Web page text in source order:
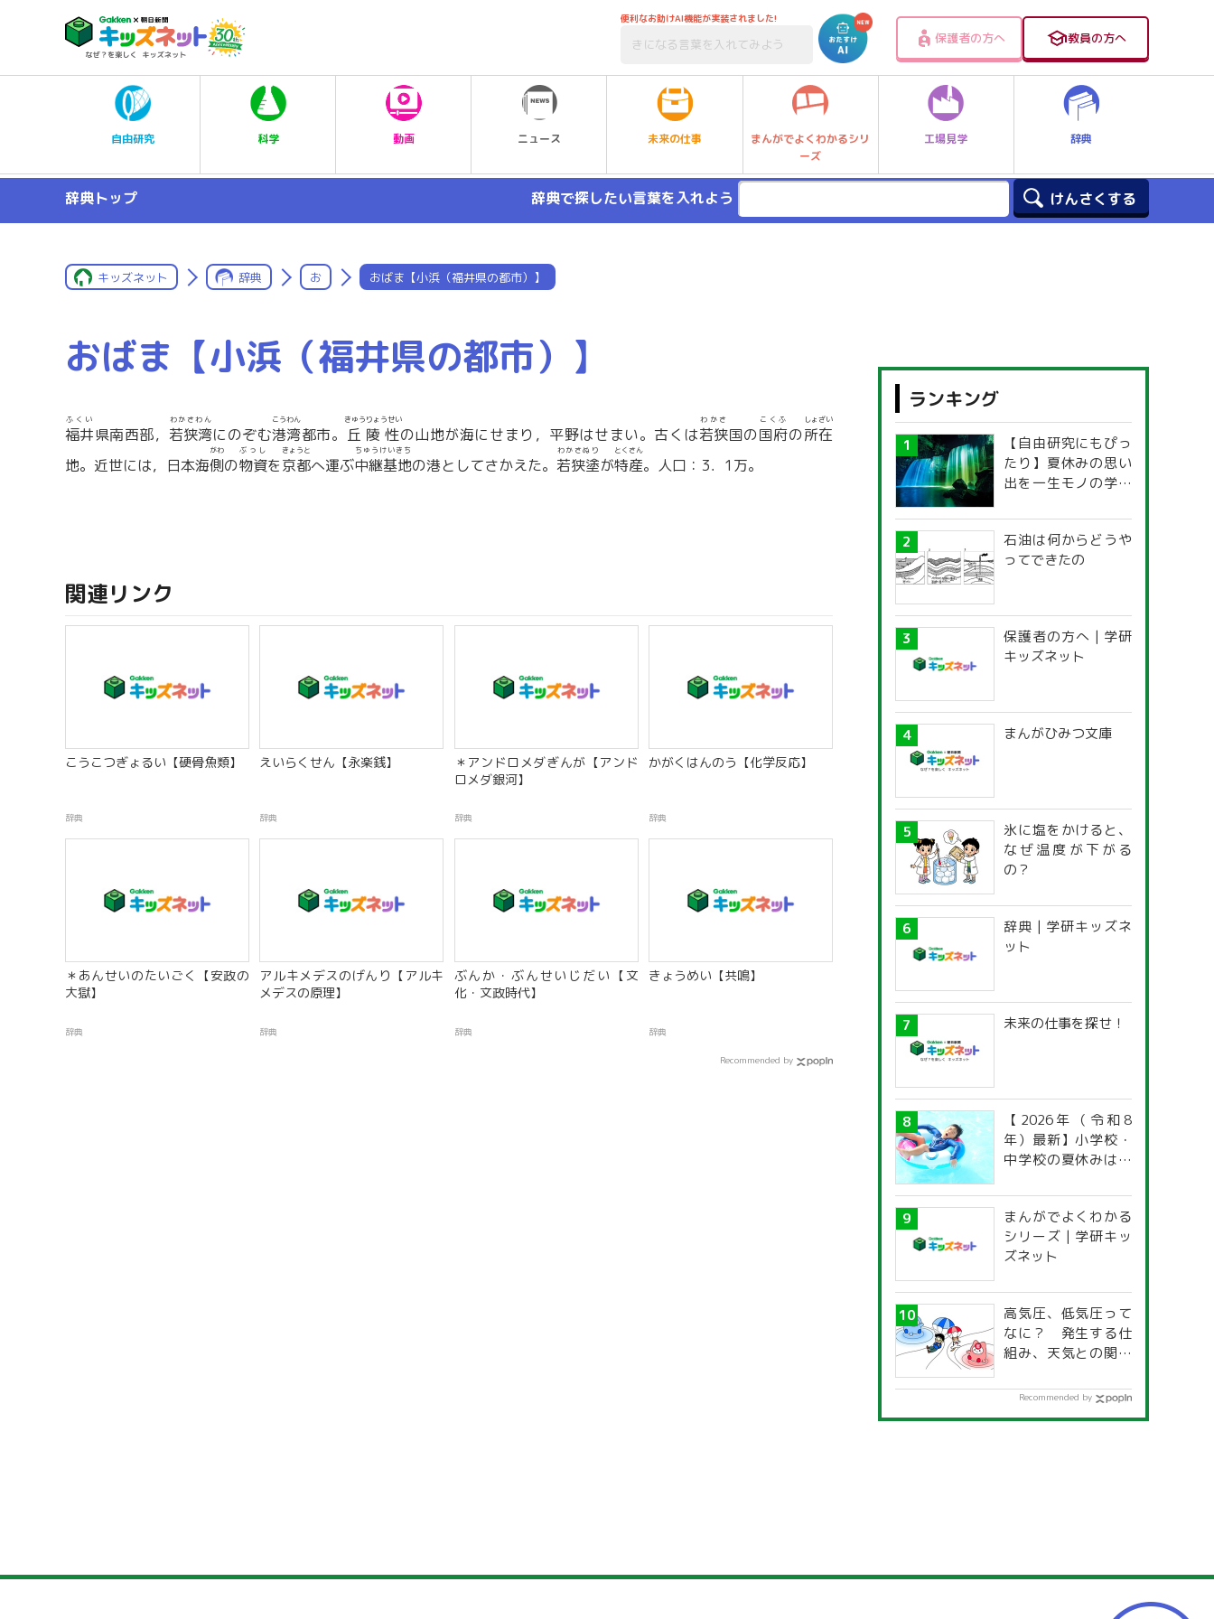
便利なお助けAI機能が実装されました!
保護者の方へ 教員の方へ
自由研究 科学 動画 ニュース 未来の仕事
まんがでよくわかるシリ
ーズ
工場見学 辞典
辞典トップ 辞典で探したい言葉を入れよう
キッズネット 辞典 お おばま【小浜（福井県の都市）】
おばま【小浜（福井県の都市）】
福井
ふくい
県南西部， 若狭湾
わかさわん
にのぞむ港湾
こうわん
都市。 丘陵性
きゅうりょうせい
の山地が海にせまり，平野はせまい。古くは若狭
わかさ
国の国府
こくふ
の所在
しょざい
地。近世には，日本海側
がわ
の物資
ぶっし
を京都
きょうと
へ運ぶ中継基地
ちゅうけいきち
の港としてさかえた。 若狭塗
わかさぬり
が特産
とくさん
。人口：3．1万。
関連リンク
こうこつぎょるい【硬骨魚類】
辞典
えいらくせん【永楽銭】
辞典
＊アンドロメダぎんが【アンド
ロメダ銀河】
辞典
かがくはんのう【化学反応】
辞典
＊あんせいのたいごく【安政の
大獄】
辞典
アルキメデスのげんり【アルキ
メデスの原理】
辞典
ぶんか・ぶんせいじだい【文
化・文政時代】
辞典
きょうめい【共鳴】
辞典
Recommended by
ランキング
【自由研究にもぴっ
たり】夏休みの思い
出を一生モノの学び
探究ガイド
石油は何からどうや
ってできたの
保護者の方へ | 学研
キッズネット
まんがひみつ文庫
氷に塩をかけると、
なぜ温度が下がる
の？
辞典 | 学研キッズネ
ット
未来の仕事を探せ！
【2026年（令和8
年）最新】小学校・
中学校の夏休みはい
道府県別「夏季休暇
一覧」
まんがでよくわかる
シリーズ | 学研キッ
ズネット
高気圧、低気圧って
なに？ 発生する仕
組み、天気との関係
Recommended by